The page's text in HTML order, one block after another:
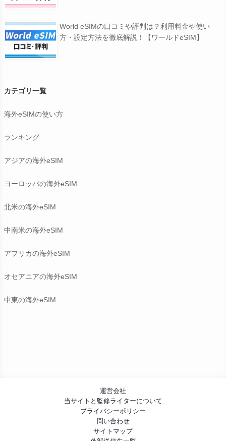
World eSIMの口コミや評判は？利用料金や使い
方・設定方法を徹底解説！【ワールドeSIM】
カテゴリ一覧
海外eSIMの使い方
ランキング
アジアの海外eSIM
ヨーロッパの海外eSIM
北米の海外eSIM
中南米の海外eSIM
アフリカの海外eSIM
オセアニアの海外eSIM
中東の海外eSIM
運営会社
当サイトと監修ライターについて
プライバシーポリシー
問い合わせ
サイトマップ